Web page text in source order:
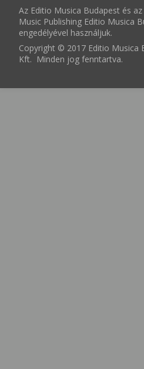
Az Editio Musica Budapest és
Music Publishing Editio Musica
engedélyével használjuk.
Copyright © 2017 Editio Musica
Kft. Minden jog fenntartva.